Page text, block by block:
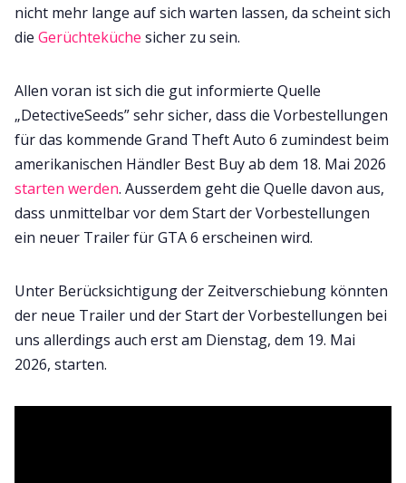
nicht mehr lange auf sich warten lassen, da scheint sich
die Gerüchteküche sicher zu sein.
Allen voran ist sich die gut informierte Quelle
„DetectiveSeeds” sehr sicher, dass die Vorbestellungen
für das kommende Grand Theft Auto 6 zumindest beim
amerikanischen Händler Best Buy ab dem 18. Mai 2026
starten werden. Ausserdem geht die Quelle davon aus,
dass unmittelbar vor dem Start der Vorbestellungen
ein neuer Trailer für GTA 6 erscheinen wird.
Unter Berücksichtigung der Zeitverschiebung könnten
der neue Trailer und der Start der Vorbestellungen bei
uns allerdings auch erst am Dienstag, dem 19. Mai
2026, starten.